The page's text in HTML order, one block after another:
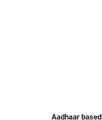
Aadhaar